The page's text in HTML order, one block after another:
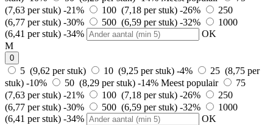
(7,63 per stuk) -21% 100 (7,18 per stuk) -26%
250
(6,77 per stuk) -30% 500 (6,59 per stuk) -32%
1000
(6,41 per stuk) -34%
OK
M
0
5 (9,62 per stuk) 10 (9,25 per stuk) -4%
25 (8,75 per
stuk) -10% 50 (8,29 per stuk) -14% Meest populair
75
(7,63 per stuk) -21% 100 (7,18 per stuk) -26%
250
(6,77 per stuk) -30% 500 (6,59 per stuk) -32%
1000
(6,41 per stuk) -34%
OK